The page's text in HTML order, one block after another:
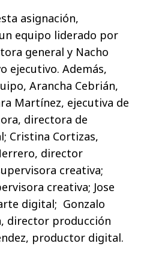
asignación,
equipo liderado por
general y Nacho
ejecutivo. Además,
Arancha Cebrián,
Martínez, ejecutiva de
directora de
Cristina Cortizas,
director
creativa;
creativa; Jose
digital; Gonzalo
director producción
productor digital.